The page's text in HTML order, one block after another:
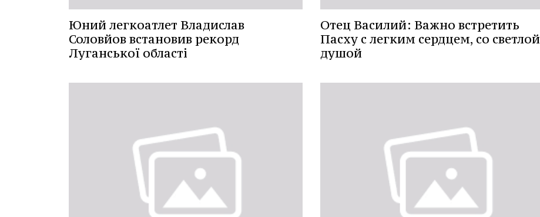
Юний легкоатлет Владислав
Соловйов встановив рекорд
Луганської області
Отец Василий: Важно встретить
Пасху с легким сердцем, со светлой
душой